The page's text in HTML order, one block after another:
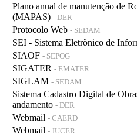
Plano anual de manutenção de
(MAPAS) - DER
Protocolo Web - SEDAM
SEI - Sistema Eletrônico de
SIAOF - SEPOG
SIGATER - EMATER
SIGLAM - SEDAM
Sistema Cadastro Digital de
andamento - DER
Webmail - CAERD
Webmail - JUCER